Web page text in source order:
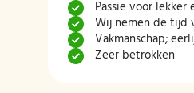
Passie voor lekker
Wij nemen de tijd
Vakmanschap;
Zeer betrokken